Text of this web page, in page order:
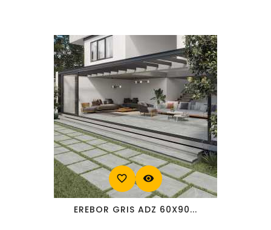
favorite_border visibility
EREBOR GRIS ADZ 60X90...